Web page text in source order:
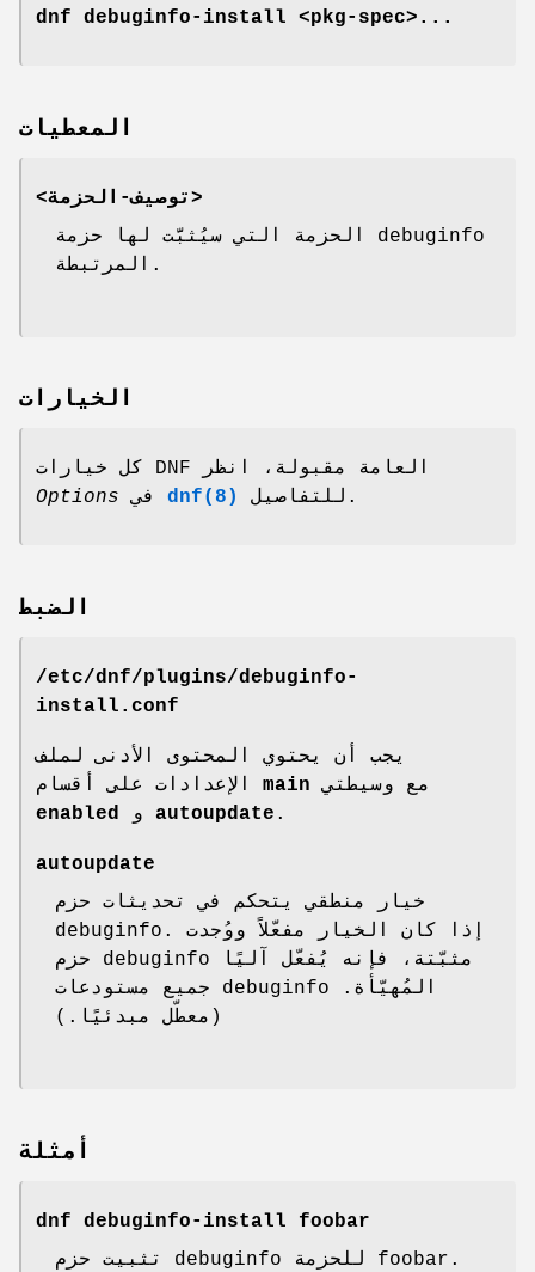
dnf debuginfo-install <pkg-spec>...
المعطيات
<توصيف-الحزمة>
الحزمة التي سيُثبَّت لها حزمة debuginfo
المرتبطة.
الخيارات
كل خيارات DNF العامة مقبولة، انظر
Options
dnf(8) للتفاصيل.
الضبط
/etc/dnf/plugins/debuginfo-
install.conf
يجب أن يحتوي المحتوى الأدنى لملف
main
مع وسيطتي
enabled
autoupdate .
autoupdate
خيار منطقي يتحكم في تحديثات حزم
debuginfo. إذا كان الخيار مفعّلاً ووُجدت
حزم debuginfo مثبّتة، فإنه يُفعّل آليًا
جميع مستودعات debuginfo المُهيّأة.
(معطّل مبدئيًا.)
أمثلة
dnf debuginfo-install foobar
تثبيت حزم debuginfo للحزمة foobar.